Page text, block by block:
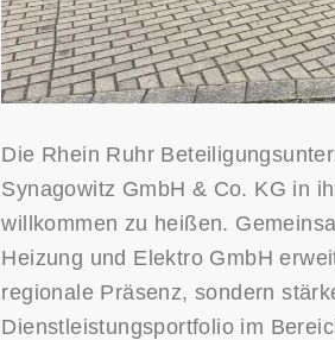
Die Rhein Ruhr
Synagowitz GmbH & Co. KG in
willkommen zu heißen.
Heizung und Elektro GmbH
regionale Präsenz, sondern
Dienstleistungsportfolio im